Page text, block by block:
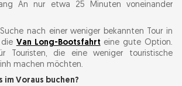
An nur etwa 25 Minuten voneinander
nach einer weniger bekannten Tour in
Van Long-Bootsfahrt eine gute Option.
Touristen, die eine weniger touristische
machen möchten.
im Voraus buchen?